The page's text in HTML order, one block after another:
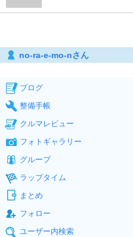
no-ra-e-mo-nさん
ブログ
整備手帳
クルマレビュー
フォトギャラリー
グループ
ラップタイム
まとめ
フォロー
ユーザー内検索